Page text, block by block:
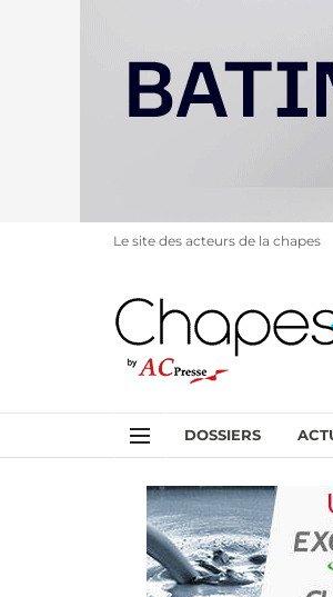
Le site des acteurs de la chapes
DOSSIERS